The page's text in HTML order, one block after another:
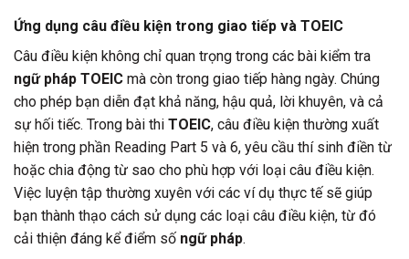
Ứng dụng câu điều kiện trong giao tiếp và TOEIC
Câu điều kiện không chỉ quan trọng trong các bài kiểm tra
ngữ pháp TOEIC mà còn trong giao tiếp hàng ngày. Chúng
cho phép bạn diễn đạt khả năng, hậu quả, lời khuyên, và cả
sự hối tiếc. Trong bài thi TOEIC, câu điều kiện thường xuất
hiện trong phần Reading Part 5 và 6, yêu cầu thí sinh điền từ
hoặc chia động từ sao cho phù hợp với loại câu điều kiện.
Việc luyện tập thường xuyên với các ví dụ thực tế sẽ giúp
bạn thành thạo cách sử dụng các loại câu điều kiện, từ đó
cải thiện đáng kể điểm số ngữ pháp.